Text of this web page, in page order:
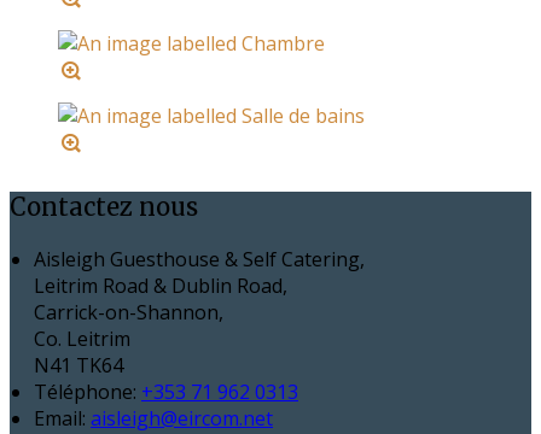
Contactez nous
Aisleigh Guesthouse & Self Catering,
Leitrim Road & Dublin Road,
Carrick-on-Shannon,
Co. Leitrim
N41 TK64
Téléphone: +353 71 962 0313
Email: aisleigh@eircom.net